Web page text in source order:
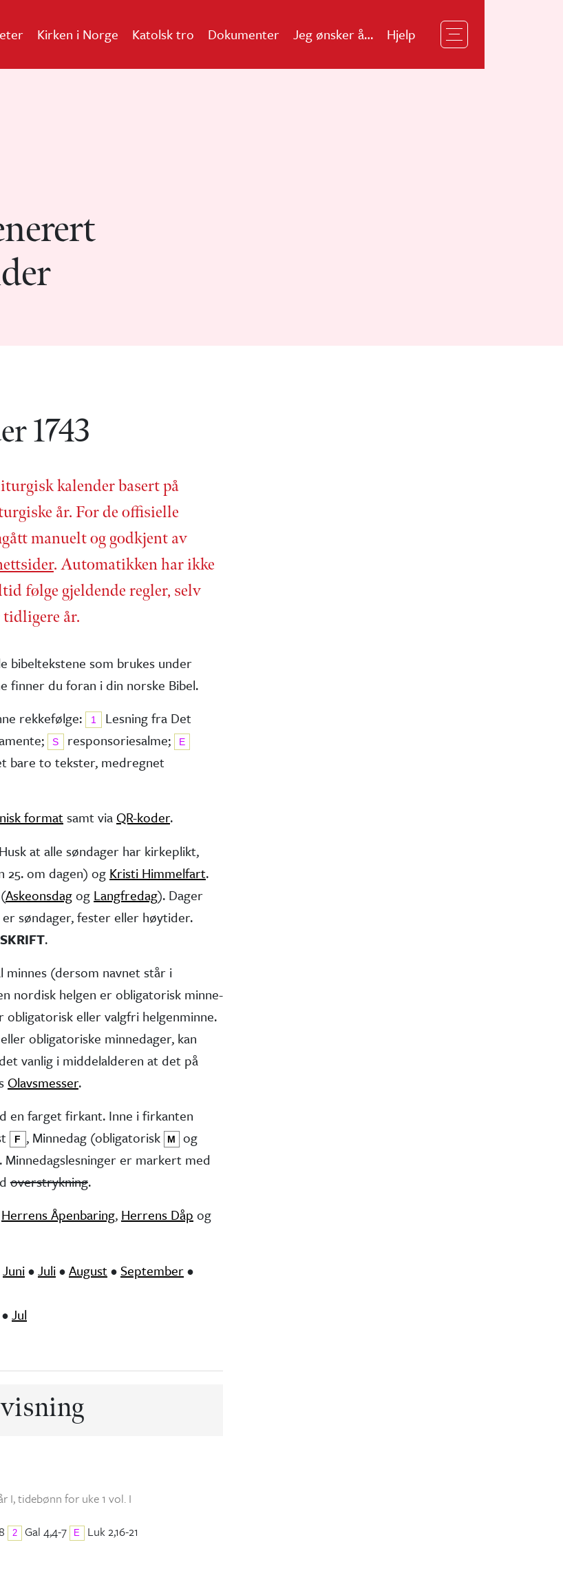
Kirken i Norge Katolsk tro Dokumenter Jeg ønsker å… Hjelp
1743
kalender basert på
år. For de offisielle
manuelt og godkjent av
. Automatikken har ikke
følge gjeldende regler, selv
tidligere år.
bibel­tekstene som brukes under
finner du foran i din norske Bibel.
rekkefølge:
1
Lesning fra Det
S responsorie­salme; E
bare to tekster, medregnet
formatsamt via QR-koder.
at alle søndager har kirke­plikt,
25. om dagen) og Kristi Himmelfart.
Askeonsdagog Langfredag). Dager
er søndager, fester eller høytider.
.
minnes (dersom navnet står i
nordisk helgen er obliga­torisk minne­
obliga­torisk eller valgfri helgen­minne.
obliga­toriske minne­dager, kan
vanlig i middel­alderen at det på
Olavsmesser.
en farget firkant. Inne i firkanten
F , Minne­dag (obliga­torisk M
og
. Minnedags­lesninger er markert med
overstrykning.
Herrens Åpenbaring, Herrens Dåp og
Juni•Juli•August• September•
•Jul
I, tidebønn for uke 1 vol. I
2 Gal 4,4-7 E
Luk 2,16-21